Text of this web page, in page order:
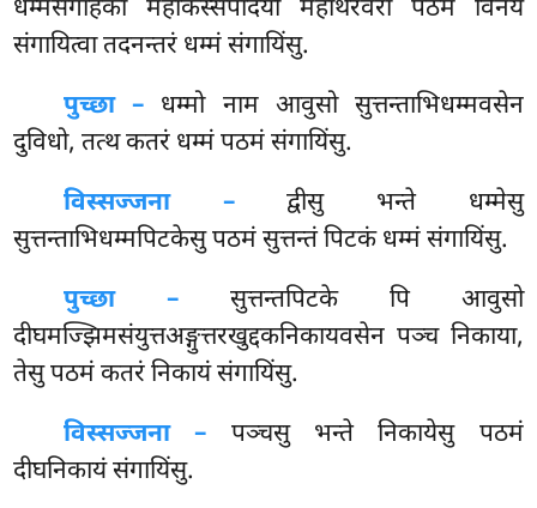
धम्मसंगाहका महाकस्सपादयो महाथेरवरा पठमं विनयं
संगायित्वा तदनन्तरं धम्मं संगायिंसु.
पुच्छा – धम्मो नाम आवुसो सुत्तन्ताभिधम्मवसेन
दुविधो, तत्थ कतरं धम्मं पठमं संगायिंसु.
विस्सज्जना –द्वीसु भन्ते धम्मेसु
सुत्तन्ताभिधम्मपिटकेसु पठमं सुत्तन्तं पिटकं धम्मं संगायिंसु.
पुच्छा –सुत्तन्तपिटके पि आवुसो
दीघमज्झिमसंयुत्तअङ्गुत्तरखुद्दकनिकायवसेन पञ्च निकाया,
तेसु पठमं कतरं निकायं संगायिंसु.
विस्सज्जना – पञ्चसु भन्ते निकायेसु पठमं
दीघनिकायं संगायिंसु.